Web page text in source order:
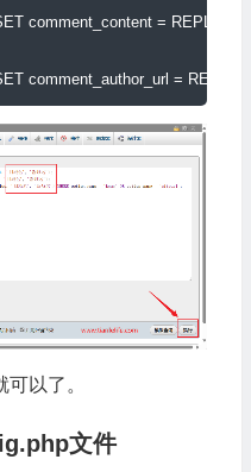
comment_content = REPLACE
comment_author_url =
以了。
文件